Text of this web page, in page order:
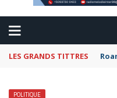
LES GRANDS TITTRES
POLITIQUE